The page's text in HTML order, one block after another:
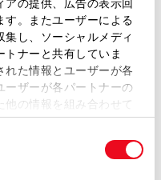
アの提供、広告の表示回
。またユーザーによる
し、ソーシャルメディ
ナーと共有していま
た情報とユーザーが各
ーザーが各パートナーの
の情報を組み合わせて
サイトの使用を続行する